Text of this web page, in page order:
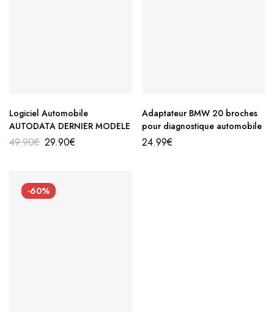
Logiciel Automobile
AUTODATA DERNIER MODELE
49.90€ 29.90€
Adaptateur BMW 20 broches
pour diagnostique automobile
24.99€
-60%